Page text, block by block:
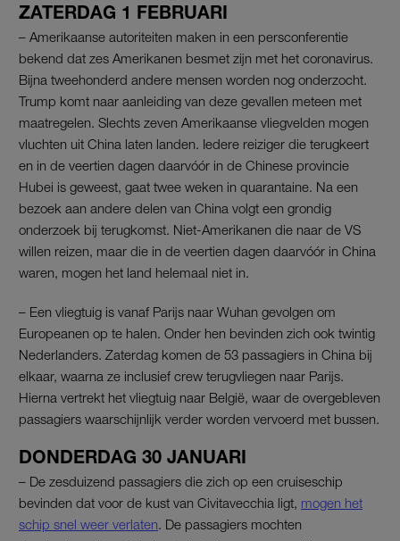
ZATERDAG 1 FEBRUARI
– Amerikaanse autoriteiten maken in een persconferentie
bekend dat zes Amerikanen besmet zijn met het coronavirus.
Bijna tweehonderd andere mensen worden nog onderzocht.
Trump komt naar aanleiding van deze gevallen meteen met
maatregelen. Slechts zeven Amerikaanse vliegvelden mogen
vluchten uit China laten landen. Iedere reiziger die terugkeert
en in de veertien dagen daarvóór in de Chinese provincie
Hubei is geweest, gaat twee weken in quarantaine. Na een
bezoek aan andere delen van China volgt een grondig
onderzoek bij terugkomst. Niet-Amerikanen die naar de VS
willen reizen, maar die in de veertien dagen daarvóór in China
waren, mogen het land helemaal niet in.
– Een vliegtuig is vanaf Parijs naar Wuhan gevolgen om
Europeanen op te halen. Onder hen bevinden zich ook twintig
Nederlanders. Zaterdag komen de 53 passagiers in China bij
elkaar, waarna ze inclusief crew terugvliegen naar Parijs.
Hierna vertrekt het vliegtuig naar België, waar de overgebleven
passagiers waarschijnlijk verder worden vervoerd met bussen.
DONDERDAG 30 JANUARI
– De zesduizend passagiers die zich op een cruiseschip
bevinden dat voor de kust van Civitavecchia ligt, mogen het
schip snel weer verlaten . De passagiers mochten